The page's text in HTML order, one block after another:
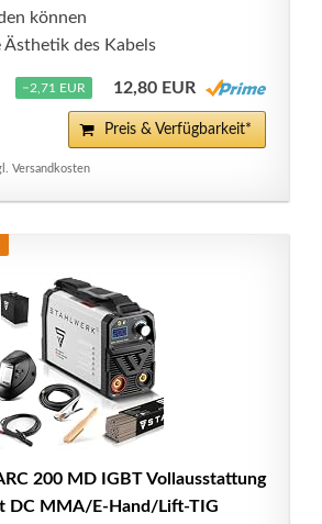
können
Ästhetik des Kabels
−2,71 EUR 12,80 EUR
Preis & Verfügbarkeit*
Versandkosten
200 MD IGBT Vollausstattung
DC MMA/E-Hand/Lift-TIG